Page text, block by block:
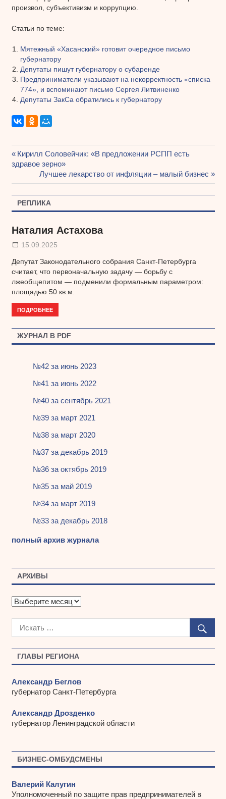
произвол, субъективизм и коррупцию.
Статьи по теме:
Мятежный «Хасанский» готовит очередное письмо
губернатору
Депутаты пишут губернатору о субаренде
Предприниматели указывают на некорректность «списка
774», и вспоминают письмо Сергея Литвиненко
Депутаты ЗакСа обратились к губернатору
Навигация
по
записям
Предыдущая
запись:
Кирилл Соловейчик: «В предложении РСПП есть
здравое зерно»
Следующая
запись:
Лучшее лекарство от инфляции – малый бизнес
ГЛАВЫ РЕГИОНА
Александр Беглов
губернатор Санкт-Петербурга
Александр Дрозденко
губернатор Ленинградской области
БИЗНЕС-ОМБУДСМЕНЫ
Валерий Калугин
Уполномоченный по защите прав предпринимателей в
РЕПЛИКА
Наталия Астахова
15.09.2025
Депутат Законодательного собрания Санкт-Петербурга
считает, что первоначальную задачу — борьбу с
лжеобщепитом — подменили формальным параметром:
площадью 50 кв.м.
ПОДРОБНЕЕ
ЖУРНАЛ В PDF
№42 за июнь 2023
№41 за июнь 2022
№40 за сентябрь 2021
№39 за март 2021
№38 за март 2020
№37 за декабрь 2019
№36 за октябрь 2019
№35 за май 2019
№34 за март 2019
№33 за декабрь 2018
полный архив журнала
АРХИВЫ
А
х
ы